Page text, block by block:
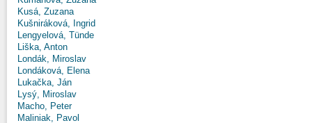
Kusá, Zuzana
Kušniráková, Ingrid
Lengyelová, Tünde
Liška, Anton
Londák, Miroslav
Londáková, Elena
Lukačka, Ján
Lysý, Miroslav
Macho, Peter
Maliniak, Pavol